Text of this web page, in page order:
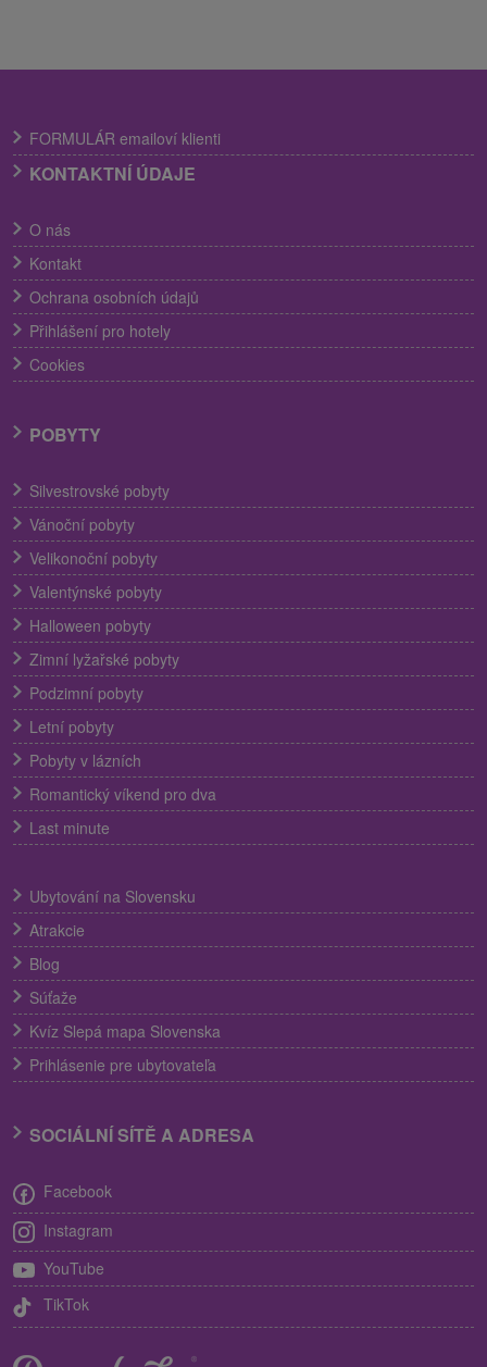
FORMULÁR emailoví klienti
KONTAKTNÍ ÚDAJE
O nás
Kontakt
Ochrana osobních údajů
Přihlášení pro hotely
Cookies
POBYTY
Silvestrovské pobyty
Vánoční pobyty
Velikonoční pobyty
Valentýnské pobyty
Halloween pobyty
Zimní lyžařské pobyty
Podzimní pobyty
Letní pobyty
Pobyty v lázních
Romantický víkend pro dva
Last minute
Ubytování na Slovensku
Atrakcie
Blog
Súťaže
Kvíz Slepá mapa Slovenska
Prihlásenie pre ubytovateľa
SOCIÁLNÍ SÍTĚ A ADRESA
Facebook
Instagram
YouTube
TikTok